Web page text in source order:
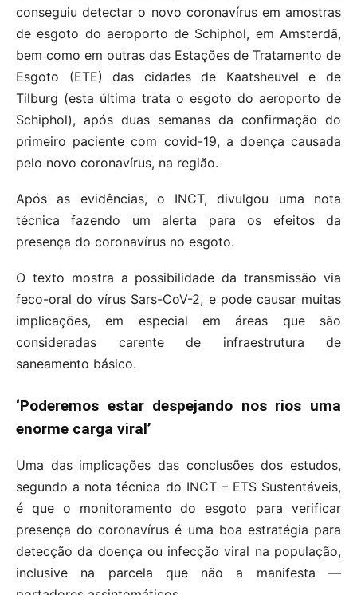
conseguiu detectar o novo coronavírus em amostras
de esgoto do aeroporto de Schiphol, em Amsterdã,
bem como em outras das Estações de Tratamento de
Esgoto (ETE) das cidades de Kaatsheuvel e de
Tilburg (esta última trata o esgoto do aeroporto de
Schiphol), após duas semanas da confirmação do
primeiro paciente com covid-19, a doença causada
pelo novo coronavírus, na região.
Após as evidências, o INCT, divulgou uma nota
técnica fazendo um alerta para os efeitos da
presença do coronavírus no esgoto.
O texto mostra a possibilidade da transmissão via
feco-oral do vírus Sars-CoV-2, e pode causar muitas
implicações, em especial em áreas que são
consideradas carente de infraestrutura de
saneamento básico.
‘Poderemos estar despejando nos rios uma
enorme carga viral’
Uma das implicações das conclusões dos estudos,
segundo a nota técnica do INCT – ETS Sustentáveis,
é que o monitoramento do esgoto para verificar
presença do coronavírus é uma boa estratégia para
detecção da doença ou infecção viral na população,
inclusive na parcela que não a manifesta —